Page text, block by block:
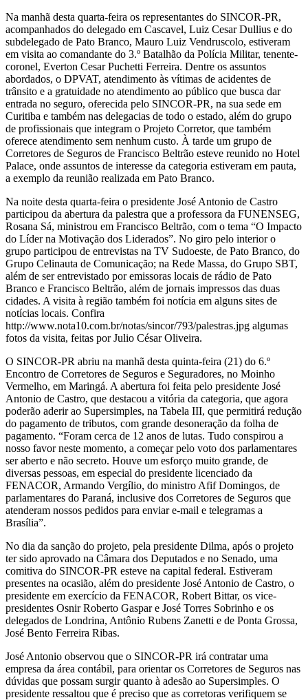
Na manhã desta quarta-feira os representantes do SINCOR-PR,
acompanhados do delegado em Cascavel, Luiz Cesar Dullius e do
subdelegado de Pato Branco, Mauro Luiz Vendruscolo, estiveram
em visita ao comandante do 3.º Batalhão da Polícia Militar, tenente-
coronel, Everton Cesar Puchetti Ferreira. Dentre os assuntos
abordados, o DPVAT, atendimento às vítimas de acidentes de
trânsito e a gratuidade no atendimento ao público que busca dar
entrada no seguro, oferecida pelo SINCOR-PR, na sua sede em
Curitiba e também nas delegacias de todo o estado, além do grupo
de profissionais que integram o Projeto Corretor, que também
oferece atendimento sem nenhum custo. À tarde um grupo de
Corretores de Seguros de Francisco Beltrão esteve reunido no Hotel
Palace, onde assuntos de interesse da categoria estiveram em pauta,
a exemplo da reunião realizada em Pato Branco.
Na noite desta quarta-feira o presidente José Antonio de Castro
participou da abertura da palestra que a professora da FUNENSEG,
Rosana Sá, ministrou em Francisco Beltrão, com o tema “O Impacto
do Líder na Motivação dos Liderados”. No giro pelo interior o
grupo participou de entrevistas na TV Sudoeste, de Pato Branco, do
Grupo Celinauta de Comunicação; na Rede Massa, do Grupo SBT,
além de ser entrevistado por emissoras locais de rádio de Pato
Branco e Francisco Beltrão, além de jornais impressos das duas
cidades. A visita à região também foi notícia em alguns sites de
notícias locais. Confira
http://www.nota10.com.br/notas/sincor/793/palestras.jpg algumas
fotos da visita, feitas por Julio César Oliveira.
O SINCOR-PR abriu na manhã desta quinta-feira (21) do 6.º
Encontro de Corretores de Seguros e Seguradores, no Moinho
Vermelho, em Maringá. A abertura foi feita pelo presidente José
Antonio de Castro, que destacou a vitória da categoria, que agora
poderão aderir ao Supersimples, na Tabela III, que permitirá redução
do pagamento de tributos, com grande desoneração da folha de
pagamento. “Foram cerca de 12 anos de lutas. Tudo conspirou a
nosso favor neste momento, a começar pelo voto dos parlamentares
ser aberto e não secreto. Houve um esforço muito grande, de
diversas pessoas, em especial do presidente licenciado da
FENACOR, Armando Vergílio, do ministro Afif Domingos, de
parlamentares do Paraná, inclusive dos Corretores de Seguros que
atenderam nossos pedidos para enviar e-mail e telegramas a
Brasília”.
No dia da sanção do projeto, pela presidente Dilma, após o projeto
ter sido aprovado na Câmara dos Deputados e no Senado, uma
comitiva do SINCOR-PR esteve na capital federal. Estiveram
presentes na ocasião, além do presidente José Antonio de Castro, o
presidente em exercício da FENACOR, Robert Bittar, os vice-
presidentes Osnir Roberto Gaspar e José Torres Sobrinho e os
delegados de Londrina, Antônio Rubens Zanetti e de Ponta Grossa,
José Bento Ferreira Ribas.
José Antonio observou que o SINCOR-PR irá contratar uma
empresa da área contábil, para orientar os Corretores de Seguros nas
dúvidas que possam surgir quanto à adesão ao Supersimples. O
presidente ressaltou que é preciso que as corretoras verifiquem se